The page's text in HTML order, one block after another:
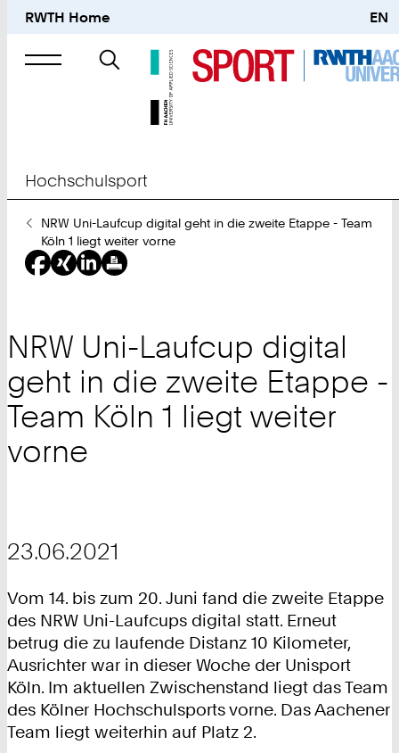
RWTH Home EN
Suche
nach
Hochschulsport
Sie
sind
hier:
NRW Uni-Laufcup digital geht in die zweite Etappe - Team
Köln 1 liegt weiter vorne
NRW Uni-Laufcup digital
geht in die zweite Etappe -
Team Köln 1 liegt weiter
vorne
23.06.2021
Vom 14. bis zum 20. Juni fand die zweite Etappe
des NRW Uni-Laufcups digital statt. Erneut
betrug die zu laufende Distanz 10 Kilometer,
Ausrichter war in dieser Woche der Unisport
Köln. Im aktuellen Zwischenstand liegt das Team
des Kölner Hochschulsports vorne. Das Aachener
Team liegt weiterhin auf Platz 2.